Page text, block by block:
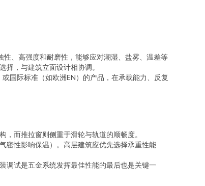
性、高强度和耐磨性，能够应对潮湿、盐雾、温差等
，与建筑立面设计相协调。
国际标准（如欧洲EN）的产品，在承载能力、反复
而推拉窗则侧重于滑轮与轨道的顺畅度。
气密性影响保温）。高层建筑应优先选择承重性能
调试是五金系统发挥最佳性能的最后也是关键一